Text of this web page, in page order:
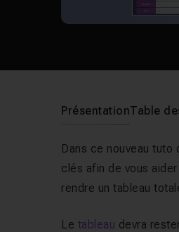
PrésentationTable
Dans ce nouveau
clés afin de vous
rendre un tableau
Le tableau devra